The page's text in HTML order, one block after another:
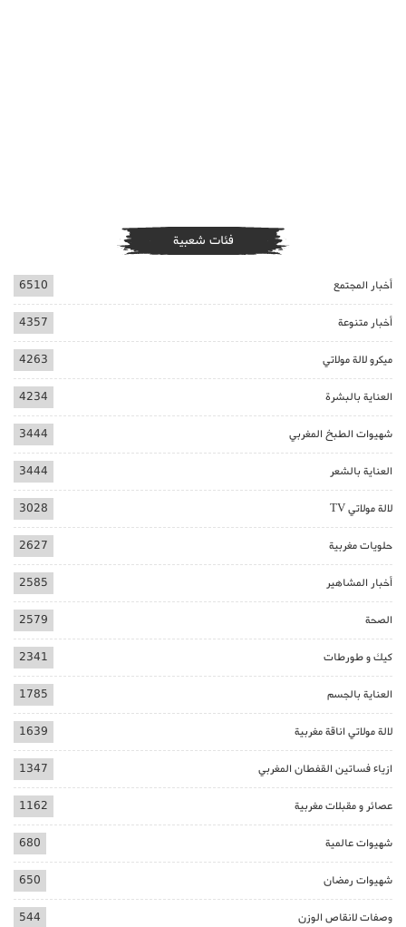
فئات شعبية
أخبار المجتمع 6510
أخبار متنوعة 4357
ميكرو لالة مولاتي 4263
العناية بالبشرة 4234
شهيوات الطبخ المغربي 3444
العناية بالشعر 3444
لالة مولاتي TV 3028
حلويات مغربية 2627
أخبار المشاهير 2585
الصحة 2579
كيك و طورطات 2341
العناية بالجسم 1785
لالة مولاتي اناقة مغربية 1639
ازياء فساتين القفطان المغربي 1347
عصائر و مقبلات مغربية 1162
شهيوات عالمية 680
شهيوات رمضان 650
وصفات لانقاص الوزن 544